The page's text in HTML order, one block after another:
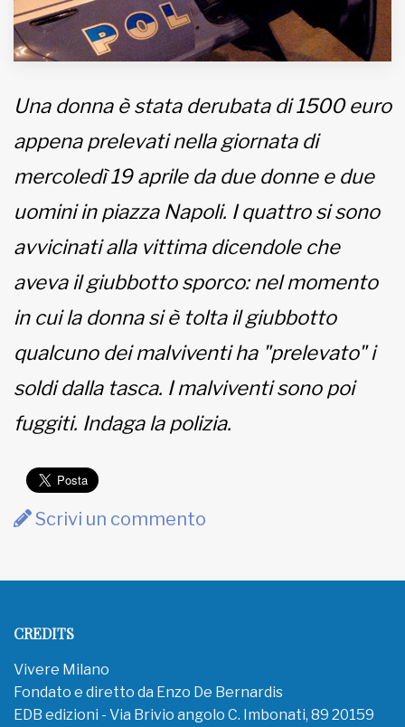
www.viveremilano.info
Fondato e diretto da Enzo De
EDB edizioni - Via Brivio angolo C.
Informativa sulla privacy
Una donna è stata derubata di 1500 euro
appena prelevati nella giornata di
mercoledì 19 aprile da due donne e due
uomini in piazza Napoli. I quattro si sono
avvicinati alla vittima dicendole che
aveva il giubbotto sporco: nel momento
in cui la donna si è tolta il giubbotto
qualcuno dei malviventi ha "prelevato" i
soldi dalla tasca. I malviventi sono poi
fuggiti. Indaga la polizia.
Scrivi un commento
CREDITS
Vivere Milano
Fondato e diretto da Enzo De Bernardis
EDB edizioni - Via Brivio angolo C. Imbonati, 89 20159